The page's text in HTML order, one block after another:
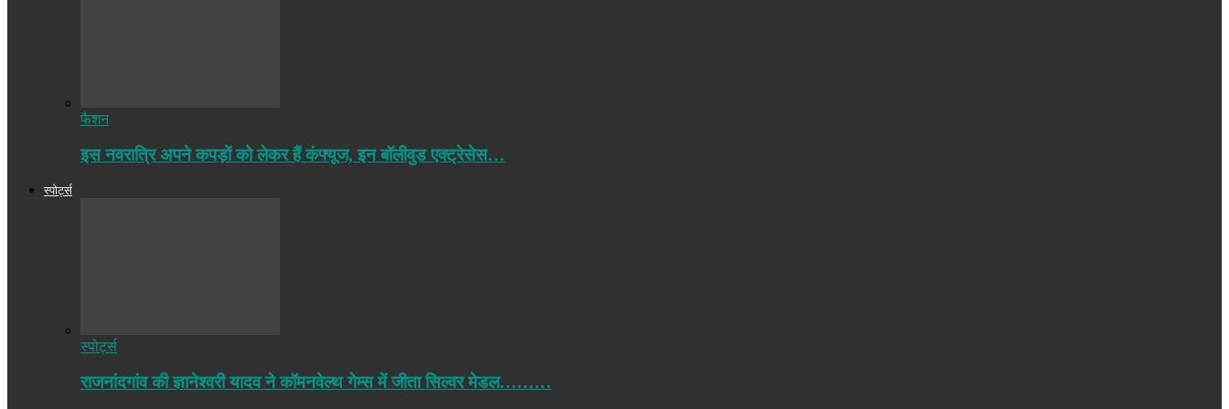
फैशन
इस नवरात्रि अपने कपड़ों को लेकर हैं कंफ्यूज, इन बॉलीवुड एक्ट्रेसेस…
स्पोर्ट्स
स्पोर्ट्स
राजनांदगांव की ज्ञानेश्वरी यादव ने कॉमनवेल्थ गेम्स में जीता सिल्वर मेडल………